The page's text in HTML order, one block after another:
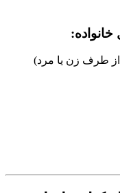
طرف زن یا مرد)